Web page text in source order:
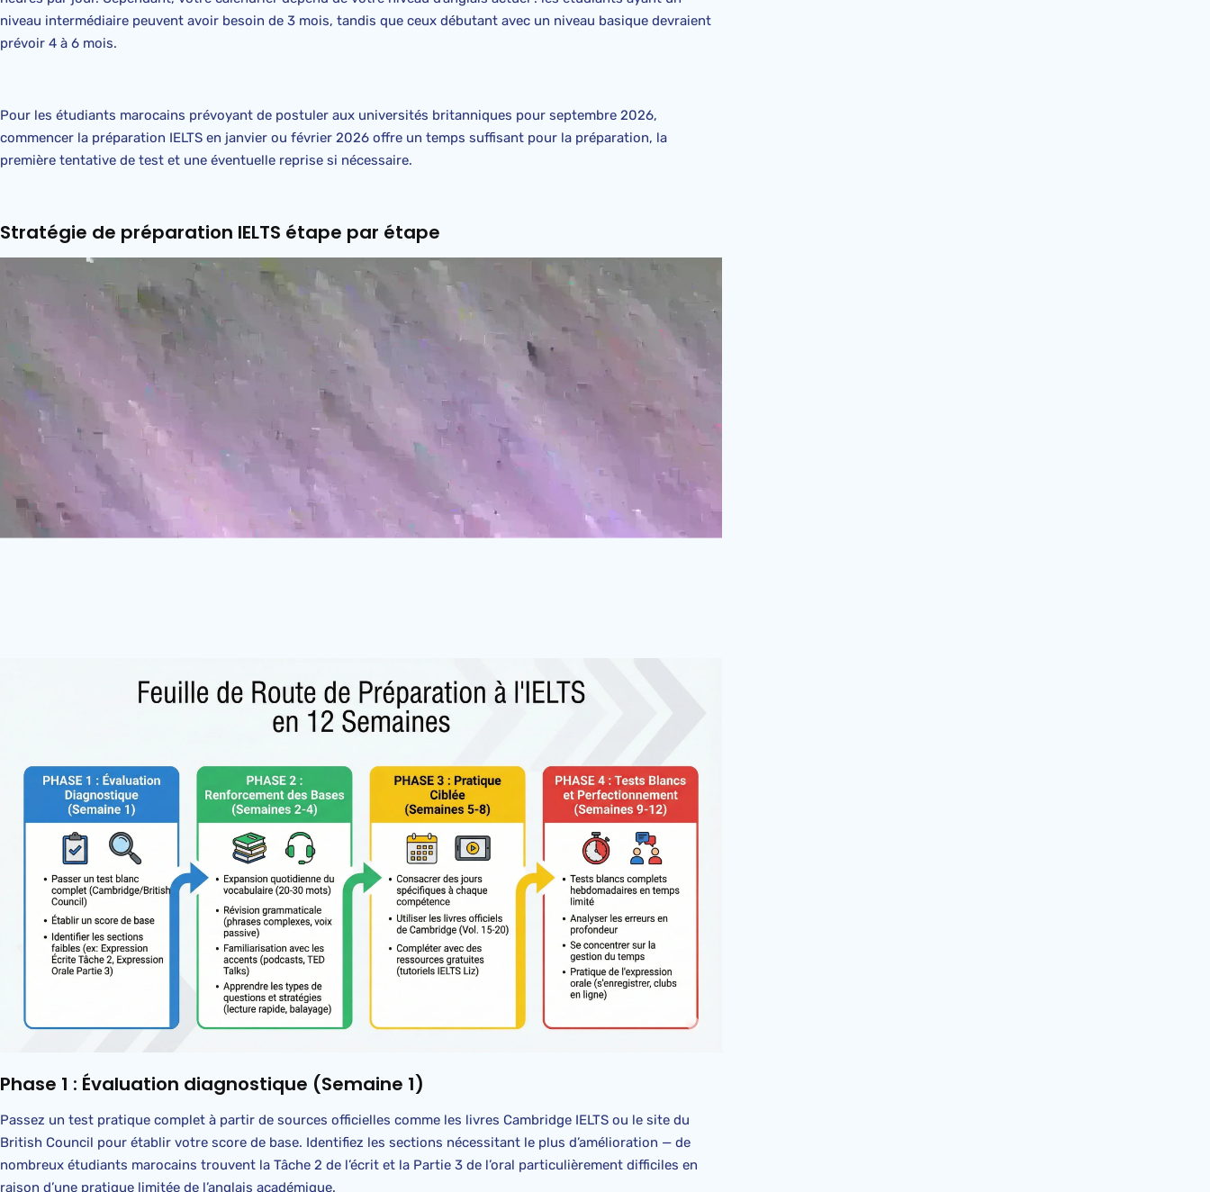
niveau intermédiaire peuvent avoir besoin de 3 mois, tandis que ceux débutant avec un niveau basique devraient
prévoir 4 à 6 mois.
Pour les étudiants marocains prévoyant de postuler aux universités britanniques pour septembre 2026,
commencer la préparation IELTS en janvier ou février 2026 offre un temps suffisant pour la préparation, la
première tentative de test et une éventuelle reprise si nécessaire.
Stratégie de préparation IELTS étape par étape
Phase 1 : Évaluation diagnostique (Semaine 1)
Passez un test pratique complet à partir de sources officielles comme les livres Cambridge IELTS ou le site du
British Council pour établir votre score de base. Identifiez les sections nécessitant le plus d’amélioration — de
nombreux étudiants marocains trouvent la Tâche 2 de l’écrit et la Partie 3 de l’oral particulièrement difficiles en
raison d’une pratique limitée de l’anglais académique.